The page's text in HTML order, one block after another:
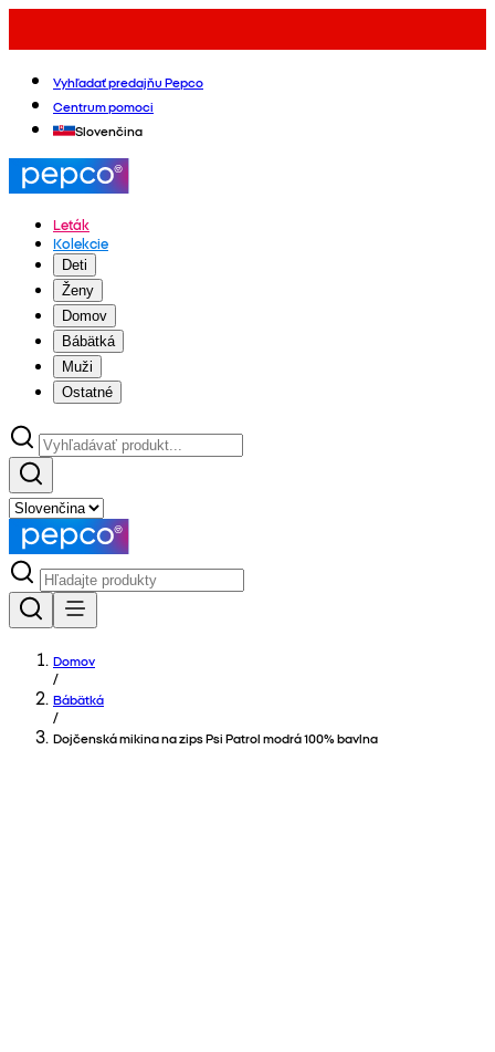
Vyhľadať predajňu Pepco
Centrum pomoci
Slovenčina
Leták
Kolekcie
Deti
Ženy
Domov
Bábätká
Muži
Ostatné
Domov
/
Bábätká
/
Dojčenská mikina na zips Psi Patrol modrá 100% bavlna